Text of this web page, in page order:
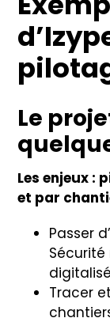
Le
Les enjeux :
et par
Passer
Tracer